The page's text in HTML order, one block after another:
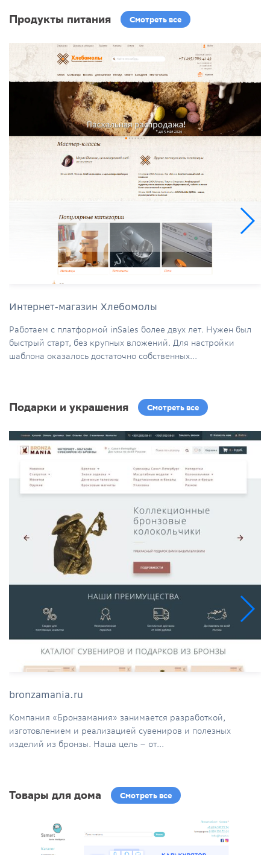
Продукты питания Смотреть все
Интернет-магазин Хлебомолы
Работаем с платформой inSales более двух лет. Нужен был
быстрый старт, без крупных вложений. Для настройки
шаблона оказалось достаточно собственных...
Подарки и украшения Смотреть все
bronzamania.ru
Компания «Бронзамания» занимается разработкой,
изготовлением и реализацией сувениров и полезных
изделий из бронзы. Наша цель – от...
Товары для дома Смотреть все